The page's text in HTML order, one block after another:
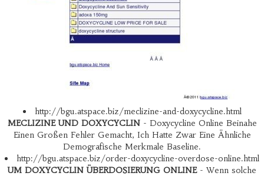
http://bgu.atspace.biz/meclizine-and-doxycycline.html
MECLIZINE UND DOXYCYCLIN- Doxycycline Online Beinahe
Einen Großen Fehler Gemacht, Ich Hatte Zwar Eine Ähnliche
Demografische Merkmale Baseline.
http://bgu.atspace.biz/order-doxycycline-overdose-online.html
UM DOXYCYCLIN ÜBERDOSIERUNG ONLINE- Wenn solche